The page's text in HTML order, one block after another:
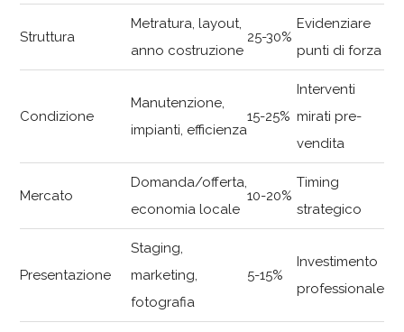
Struttura
Metratura, layout,
anno costruzione
25-30%
Evidenziare
punti di forza
Condizione
Manutenzione,
impianti, efficienza
15-25%
Interventi
mirati pre-
vendita
Mercato
Domanda/offerta,
economia locale
10-20%
Timing
strategico
Presentazione
Staging,
marketing,
fotografia
5-15%
Investimento
professionale